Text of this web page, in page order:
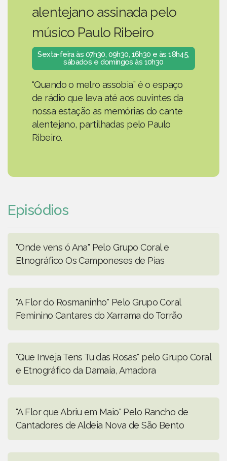
alentejano assinada pelo
músico Paulo Ribeiro
Sexta-feira às 07h30, 09h30, 16h30 e às 18h45,
sábados e domingos às 10h30
“Quando o melro assobia” é o espaço
de rádio que leva até aos ouvintes da
nossa estação as memórias do cante
alentejano, partilhadas pelo Paulo
Ribeiro.
Episódios
"Onde vens ó Ana" Pelo Grupo Coral e
Etnográfico Os Camponeses de Pias
"A Flor do Rosmaninho" Pelo Grupo Coral
Feminino Cantares do Xarrama do Torrão
"Que Inveja Tens Tu das Rosas" pelo Grupo Coral
e Etnográfico da Damaia, Amadora
"A Flor que Abriu em Maio" Pelo Rancho de
Cantadores de Aldeia Nova de São Bento